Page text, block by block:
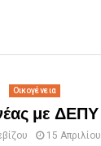
Οικογένεια
με ΔΕΠΥ
15